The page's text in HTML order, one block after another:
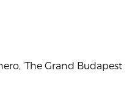
‘The Grand Budapest